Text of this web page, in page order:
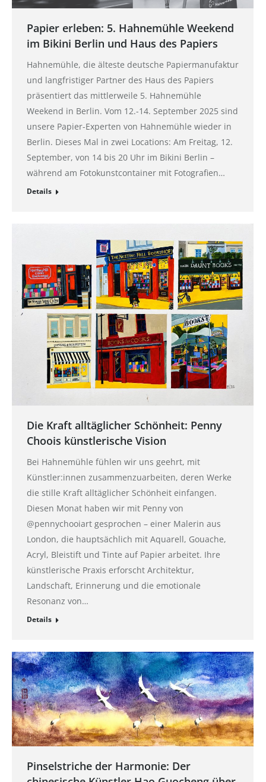
Papier erleben: 5. Hahnemühle Weekend
im Bikini Berlin und Haus des Papiers
Hahnemühle, die älteste deutsche Papiermanufaktur
und langfristiger Partner des Haus des Papiers
präsentiert das mittlerweile 5. Hahnemühle
Weekend in Berlin. Vom 12.-14. September 2025 sind
unsere Papier-Experten von Hahnemühle wieder in
Berlin. Dieses Mal in zwei Locations: Am Freitag, 12.
September, von 14 bis 20 Uhr im Bikini Berlin –
während am Fotokunstcontainer mit Fotografien…
Details
Die Kraft alltäglicher Schönheit: Penny
Choois künstlerische Vision
Bei Hahnemühle fühlen wir uns geehrt, mit
Künstler:innen zusammenzuarbeiten, deren Werke
die stille Kraft alltäglicher Schönheit einfangen.
Diesen Monat haben wir mit Penny von
@pennychooiart gesprochen – einer Malerin aus
London, die hauptsächlich mit Aquarell, Gouache,
Acryl, Bleistift und Tinte auf Papier arbeitet. Ihre
künstlerische Praxis erforscht Architektur,
Landschaft, Erinnerung und die emotionale
Resonanz von…
Details
Pinselstriche der Harmonie: Der